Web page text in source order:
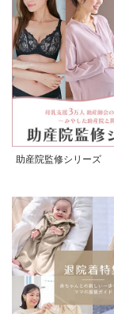
お買
助産院監修シリーズ